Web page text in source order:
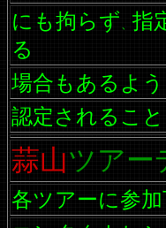
にも拘らず 、 指
る
場合もあるよ
認定されるこ
蒜山ツアー
各ツアーに参